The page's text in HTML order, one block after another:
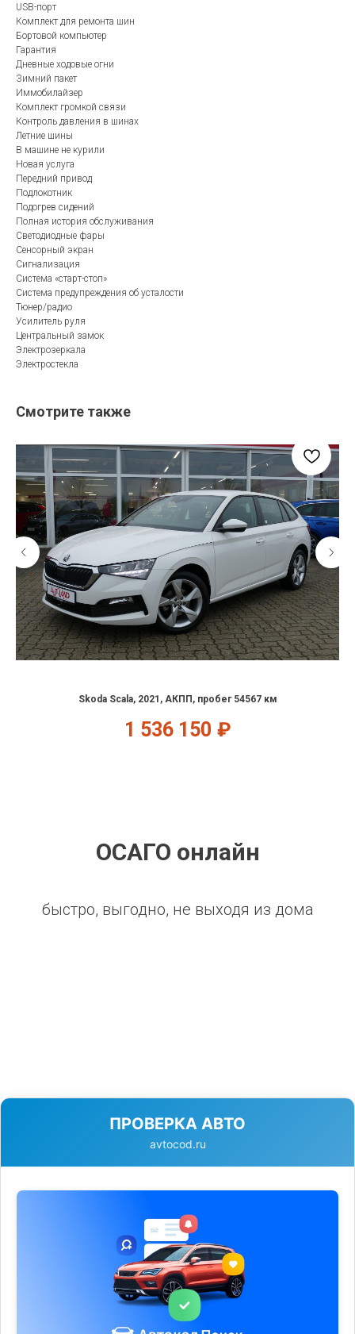
USB-порт
Комплект для ремонта шин
Бортовой компьютер
Гарантия
Дневные ходовые огни
Зимний пакет
Иммобилайзер
Комплект громкой связи
Контроль давления в шинах
Летние шины
В машине не курили
Новая услуга
Передний привод
Подлокотник
Подогрев сидений
Полная история обслуживания
Светодиодные фары
Сенсорный экран
Сигнализация
Система «старт-стоп»
Система предупреждения об усталости
Тюнер/радио
Усилитель руля
Центральный замок
Электрозеркала
Электростекла
Смотрите также
Skoda Scala, 2021, АКПП, пробег 54567 км
1 536 150 ₽
ОСАГО онлайн
быстро, выгодно, не выходя из дома
ПРОВЕРКА АВТО
avtocod.ru